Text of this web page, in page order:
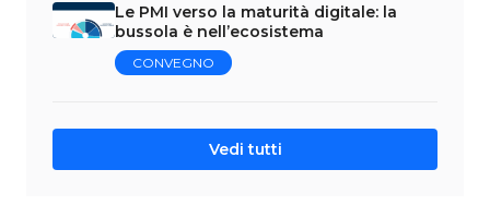
Le PMI verso la maturità digitale: la
bussola è nell’ecosistema
CONVEGNO
Vedi tutti